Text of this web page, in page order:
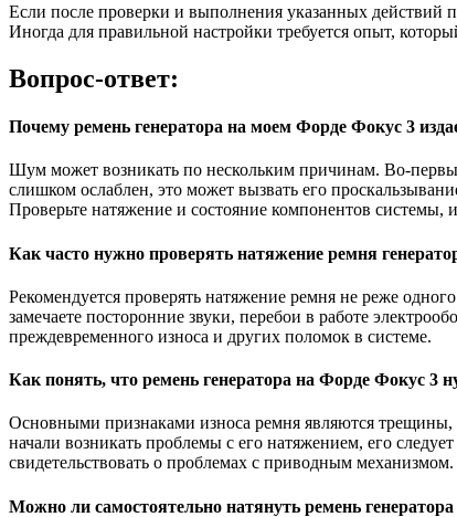
Если после проверки и выполнения указанных действий
Иногда для правильной настройки требуется опыт,
Вопрос-ответ:
Почему ремень генератора на моем Форде Фокус 3
Шум может возникать по нескольким причинам. Во-
слишком ослаблен, это может вызвать его
Проверьте натяжение и состояние компонентов
Как часто нужно проверять натяжение ремня
Рекомендуется проверять натяжение ремня не реже
замечаете посторонние звуки, перебои в работе
преждевременного износа и других поломок в системе.
Как понять, что ремень генератора на Форде Фокус 3
Основными признаками износа ремня являются трещины,
начали возникать проблемы с его натяжением, его
свидетельствовать о проблемах с приводным
Можно ли самостоятельно натянуть ремень